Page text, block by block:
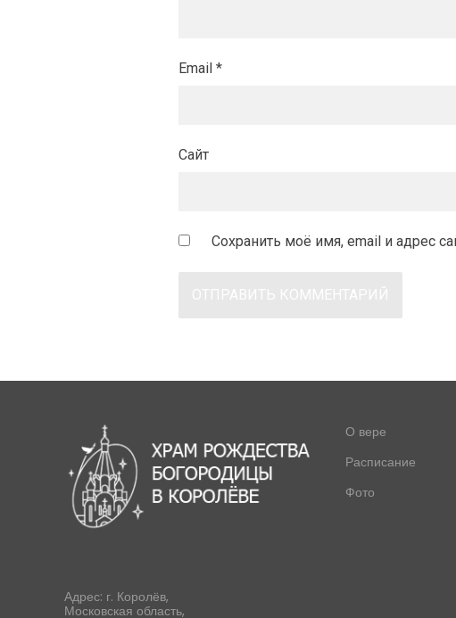
Email *
Сайт
Сохранить моё имя, email и адрес
О вере
Расписание
Фото
Адрес: г. Королёв,
Московская область,